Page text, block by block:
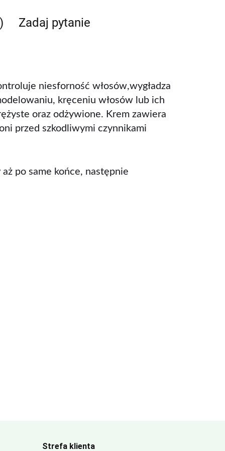
Zadaj pytanie
niesforność włosów,wygładza
kręceniu włosów lub ich
oraz odżywione. Krem zawiera
przed szkodliwymi czynnikami
po same końce, następnie
Strefa klienta